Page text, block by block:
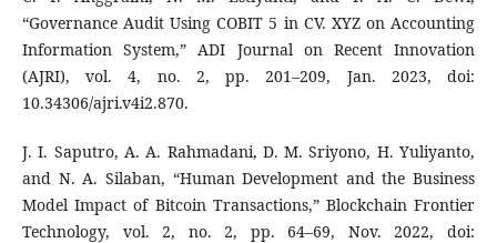
“Governance Audit Using COBIT 5 in CV. XYZ on Accounting
Information System,” ADI Journal on Recent Innovation
(AJRI), vol. 4, no. 2, pp. 201–209, Jan. 2023, doi:
10.34306/ajri.v4i2.870.
J. I. Saputro, A. A. Rahmadani, D. M. Sriyono, H. Yuliyanto,
and N. A. Silaban, “Human Development and the Business
Model Impact of Bitcoin Transactions,” Blockchain Frontier
Technology, vol. 2, no. 2, pp. 64–69, Nov. 2022, doi: